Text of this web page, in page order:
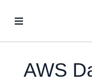
AWS